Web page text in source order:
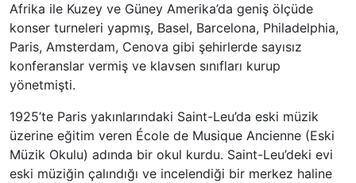
Afrika ile Kuzey ve Güney Amerika’da geniş ölçüde
konser turneleri yapmış, Basel, Barcelona, Philadelphia,
Paris, Amsterdam, Cenova gibi şehirlerde sayısız
konferanslar vermiş ve klavsen sınıfları kurup
yönetmişti.
1925’te Paris yakınlarındaki Saint-Leu’da eski müzik
üzerine eğitim veren École de Musique Ancienne (Eski
Müzik Okulu) adında bir okul kurdu. Saint-Leu’deki evi
eski müziğin çalındığı ve incelendiği bir merkez haline